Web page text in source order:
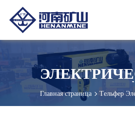
Главная страница
Tельфер
Взрывобезопасный